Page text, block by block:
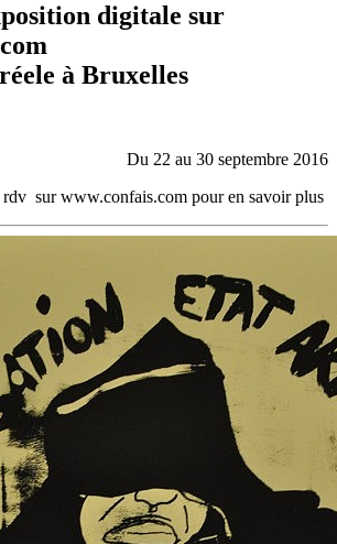
digitale sur
à Bruxelles
Du 22 au 30 septembre 2016
rdv sur www.confais.com pour en savoir plus